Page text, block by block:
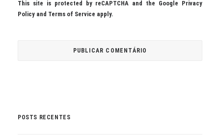
This site is protected by reCAPTCHA and the Google Privacy
Policy and Terms of Service apply.
POSTS RECENTES